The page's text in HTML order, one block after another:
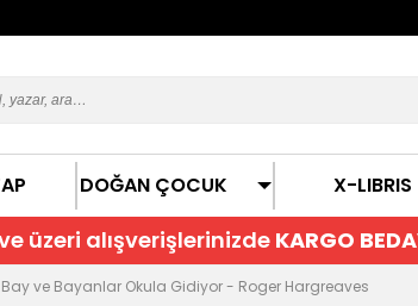
DOĞAN ÇOCUK X-LIBRIS
üzeri alışverişlerinizdeKARGO
ve Bayanlar Okula Gidiyor - Roger Hargreaves